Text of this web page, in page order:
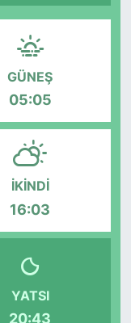
GÜNEŞ
05:05
İKINDI
16:03
YATSI
20:43